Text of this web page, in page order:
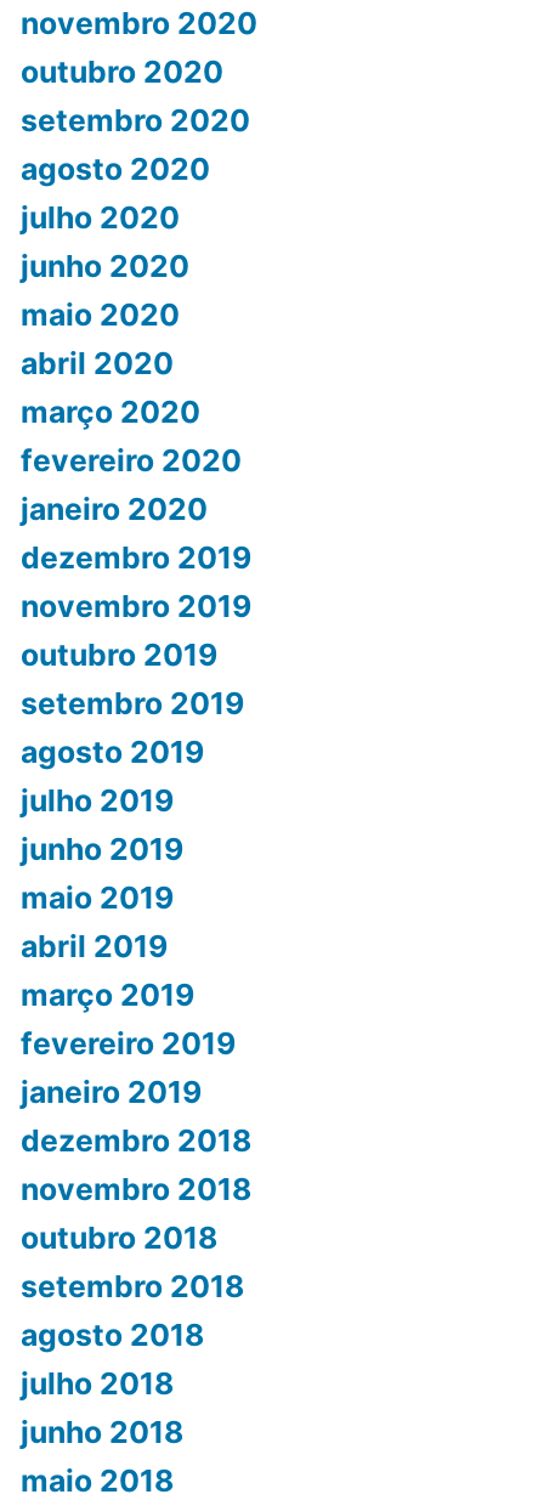
novembro 2020
outubro 2020
setembro 2020
agosto 2020
julho 2020
junho 2020
maio 2020
abril 2020
março 2020
fevereiro 2020
janeiro 2020
dezembro 2019
novembro 2019
outubro 2019
setembro 2019
agosto 2019
julho 2019
junho 2019
maio 2019
abril 2019
março 2019
fevereiro 2019
janeiro 2019
dezembro 2018
novembro 2018
outubro 2018
setembro 2018
agosto 2018
julho 2018
junho 2018
maio 2018